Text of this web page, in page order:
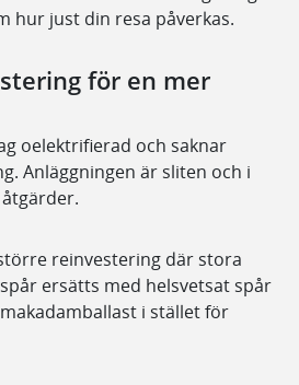
hur just din resa påverkas.
för en mer
oelektrifierad och saknar
Anläggningen är sliten och i
reinvestering där stora
ersätts med helsvetsat spår
i stället för